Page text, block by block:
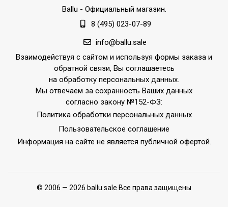
Ballu - Официальный магазин.
8 (495) 023-07-89
info@ballu.sale
Взаимодействуя с сайтом и используя формы заказа и
обратной связи, Вы соглашаетесь
на обработку персональных данных.
Мы отвечаем за сохранность Ваших данных
согласно закону №152-ФЗ:
Политика обработки персональных данных
Пользовательское соглашение
Информация на сайте не является публичной офертой.
© 2006 — 2026 ballu.sale Все права защищены